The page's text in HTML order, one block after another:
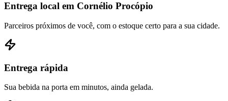
Entrega local em Cornélio Procópio
Parceiros próximos de você, com o estoque certo para a sua cidade.
Entrega rápida
Sua bebida na porta em minutos, ainda gelada.